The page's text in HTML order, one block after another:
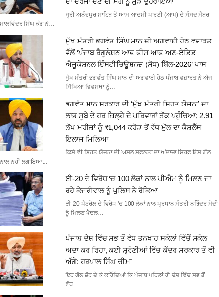
ਸ੍ਰੀ ਅਨੰਦਪੁਰ ਸਾਹਿਬ ਤੋਂ ਆਮ ਆਦਮੀ ਪਾਰਟੀ (ਆਪ) ਦੇ ਸੰਸਦ ਮੈਂਬਰ
ਮਾਲਵਿੰਦਰ ਸਿੰਘ ਕੰਗ ਨੇ…
ਮੁੱਖ ਮੰਤਰੀ ਭਗਵੰਤ ਸਿੰਘ ਮਾਨ ਦੀ ਅਗਵਾਈ ਹੇਠ ਵਜ਼ਾਰਤ
ਵੱਲੋਂ ‘ਪੰਜਾਬ ਰੈਗੂਲੇਸ਼ਨ ਆਫ ਫੀਸ ਆਫ ਅਣ-ਏਡਿਡ
ਐਜੂਕੇਸ਼ਨਲ ਇੰਸਟੀਚਿਊਸ਼ਨਜ਼ (ਸੋਧ) ਬਿੱਲ-2026’ ਪਾਸ
ਮੁੱਖ ਮੰਤਰੀ ਭਗਵੰਤ ਸਿੰਘ ਮਾਨ ਦੀ ਅਗਵਾਈ ਹੇਠ ਪੰਜਾਬ ਵਜ਼ਾਰਤ ਨੇ ਅੱਜ
ਸਿੱਖਿਆ ਵਿਵਸਥਾ ਨੂੰ…
ਭਗਵੰਤ ਮਾਨ ਸਰਕਾਰ ਦੀ ‘ਮੁੱਖ ਮੰਤਰੀ ਸਿਹਤ ਯੋਜਨਾ’ ਦਾ
ਲਾਭ ਸੂਬੇ ਦੇ ਹਰ ਜ਼ਿਲ੍ਹੇ ਦੇ ਪਰਿਵਾਰਾਂ ਤੱਕ ਪਹੁੰਚਿਆ; 2.91
ਲੱਖ ਮਰੀਜ਼ਾਂ ਨੂੰ ₹1,044 ਕਰੋੜ ਤੋਂ ਵੱਧ ਮੁੱਲ ਦਾ ਕੈਸ਼ਲੈੱਸ
ਇਲਾਜ ਮਿਲਿਆ
ਕਿਸੇ ਵੀ ਸਿਹਤ ਯੋਜਨਾ ਦੀ ਅਸਲ ਸਫ਼ਲਤਾ ਦਾ ਅੰਦਾਜ਼ਾ ਸਿਰਫ਼ ਇਸ ਗੱਲ
ਨਾਲ ਨਹੀਂ ਲਗਾਇਆ…
ਈ-20 ਦੇ ਵਿਰੋਧ ‘ਚ 100 ਲੋਕਾਂ ਨਾਲ ਪੀਐਮ ਨੂੰ ਮਿਲਣ ਜਾ
ਰਹੇ ਕੇਜਰੀਵਾਲ ਨੂੰ ਪੁਲਿਸ ਨੇ ਰੋਕਿਆ
ਈ-20 ਪੈਟਰੋਲ ਦੇ ਵਿਰੋਧ 'ਚ 100 ਲੋਕਾਂ ਨਾਲ ਪ੍ਰਧਾਨ ਮੰਤਰੀ ਨਰਿੰਦਰ ਮੋਦੀ
ਨੂੰ ਮਿਲਣ ਪੈਦਲ…
ਪੰਜਾਬ ਦੇਸ਼ ਵਿੱਚ ਸਭ ਤੋਂ ਵੱਧ ਤਨਖਾਹ ਸਕੇਲਾਂ ਵਿੱਚੋਂ ਸਕੇਲ
ਅਦਾ ਕਰ ਰਿਹਾ, ਕਈ ਸ਼੍ਰੇਣੀਆਂ ਵਿੱਚ ਕੇਂਦਰ ਸਰਕਾਰ ਤੋਂ ਵੀ
ਅੱਗੇ: ਹਰਪਾਲ ਸਿੰਘ ਚੀਮਾ
ਇਹ ਗੱਲ ਜ਼ੋਰ ਦੇ ਕੇ ਕਹਿੰਦਿਆਂ ਕਿ ਪੰਜਾਬ ਪਹਿਲਾਂ ਹੀ ਦੇਸ਼ ਵਿੱਚ ਸਭ ਤੋਂ
ਵੱਧ…